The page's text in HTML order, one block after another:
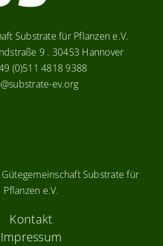
Substrate für Pflanzen e.V.
9 . 30453 Hannover
(0)511 4818 9388
ev.org
Substrate für
Pflanzen e.V.
Kontakt
Impressum